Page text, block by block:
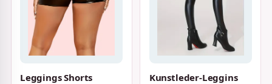
Leggings Shorts Kunstleder-Leggins